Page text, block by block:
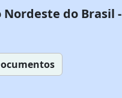
Nordeste do Brasil -